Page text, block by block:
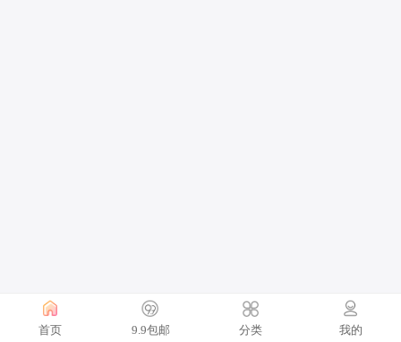
首页 9.9包邮 分类 我的